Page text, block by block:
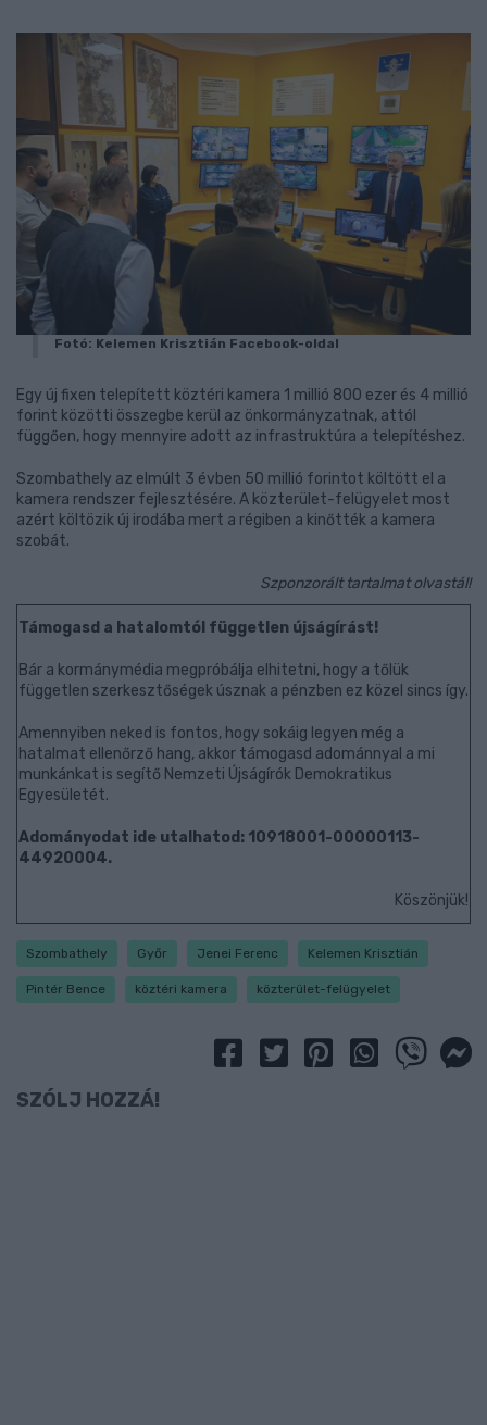
Fotó: Kelemen Krisztián Facebook-oldal
Egy új fixen telepített köztéri kamera 1 millió 800 ezer és 4 millió
forint közötti összegbe kerül az önkormányzatnak, attól
függően, hogy mennyire adott az infrastruktúra a telepítéshez.
Szombathely az elmúlt 3 évben 50 millió forintot költött el a
kamera rendszer fejlesztésére. A közterület-felügyelet most
azért költözik új irodába mert a régiben a kinőtték a kamera
szobát.
Szponzorált tartalmat olvastál!
Támogasd a hatalomtól független újságírást!
Bár a kormánymédia megpróbálja elhitetni, hogy a tőlük
független szerkesztőségek úsznak a pénzben ez közel sincs így.
Amennyiben neked is fontos, hogy sokáig legyen még a
hatalmat ellenőrző hang, akkor támogasd adománnyal a mi
munkánkat is segítő Nemzeti Újságírók Demokratikus
Egyesületét.
Adományodat ide utalhatod: 10918001-00000113-
44920004.
Köszönjük!
Szombathely Győr Jenei Ferenc Kelemen Krisztián
Pintér Bence köztéri kamera közterület-felügyelet
SZÓLJ HOZZÁ!